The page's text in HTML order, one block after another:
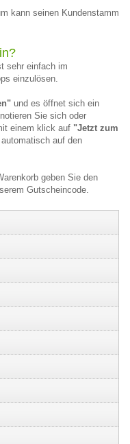
kann seinen Kundenstamm
sehr einfach im
einzulösen.
und es öffnet sich ein
Sie sich oder
einem klick auf "Jetzt zum
automatisch auf den
geben Sie den
Gutscheincode.